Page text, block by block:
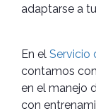
adaptarse a
En el Servicio
contamos con
en el manejo
con